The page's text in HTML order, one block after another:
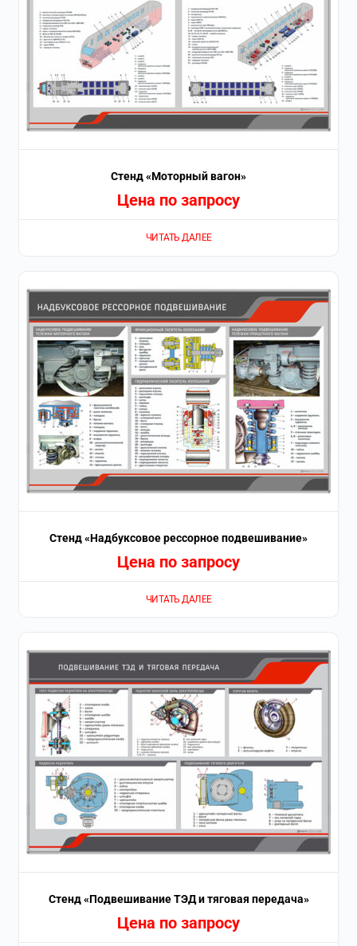
Стенд «Моторный вагон»
Цена по запросу
ЧИТАТЬ ДАЛЕЕ
Стенд «Надбуксовое рессорное подвешивание»
Цена по запросу
ЧИТАТЬ ДАЛЕЕ
Стенд «Подвешивание ТЭД и тяговая передача»
Цена по запросу